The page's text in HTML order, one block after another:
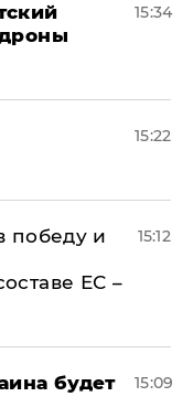
15:34
15:22
победу и
ЕС –
15:12
будет
15:09